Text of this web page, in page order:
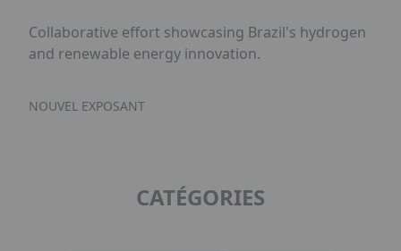
Collaborative effort showcasing Brazil's hydrogen
and renewable energy innovation.
NOUVEL EXPOSANT
CATÉGORIES